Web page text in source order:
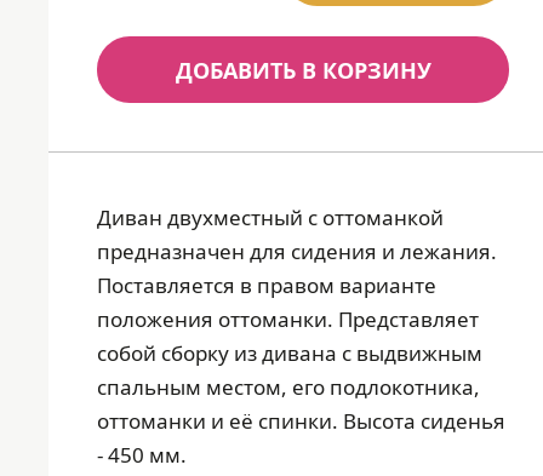
ДОБАВИТЬ В КОРЗИНУ
Диван двухместный с оттоманкой
предназначен для сидения и лежания.
Поставляется в правом варианте
положения оттоманки. Представляет
собой сборку из дивана с выдвижным
спальным местом, его подлокотника,
оттоманки и eё спинки. Высота сиденья
- 450 мм.